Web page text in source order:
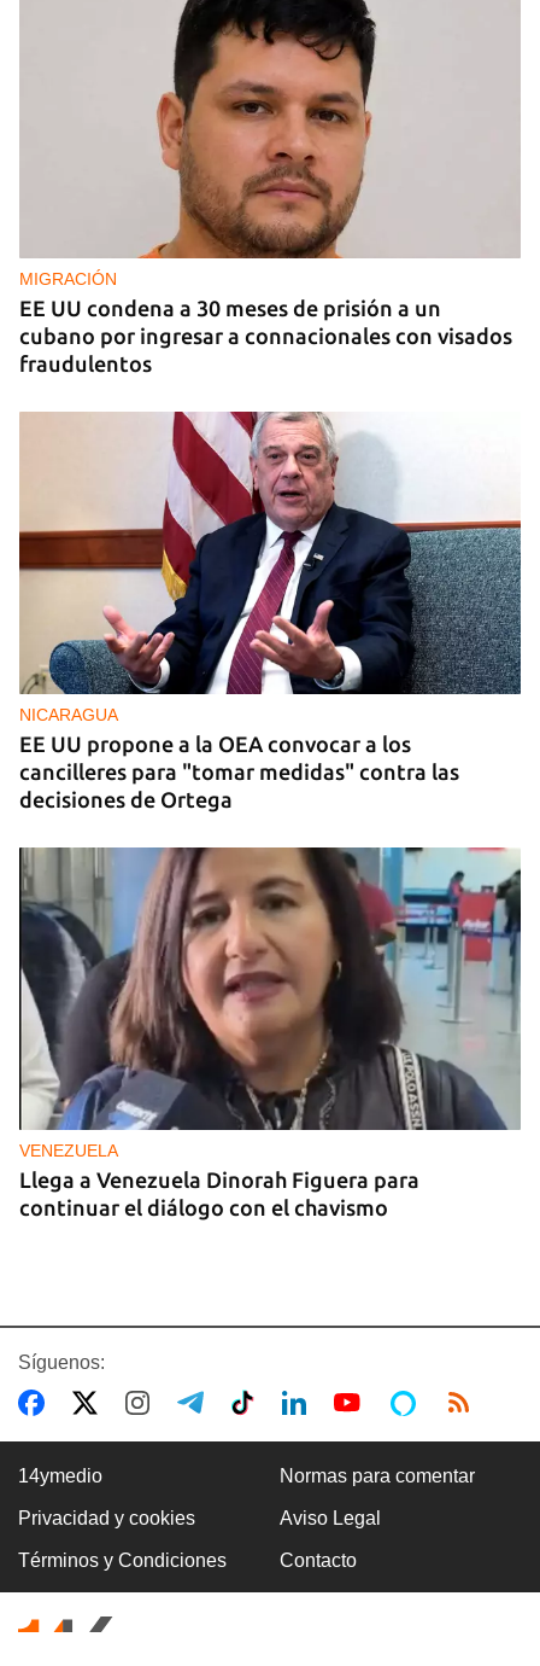
EE UU duplica sus ventas de combustible al
sector privado cubano
MIGRACIÓN
EE UU condena a 30 meses de prisión a un
cubano por ingresar a connacionales con visados
fraudulentos
NICARAGUA
EE UU propone a la OEA convocar a los
cancilleres para "tomar medidas" contra las
decisiones de Ortega
VENEZUELA
Llega a Venezuela Dinorah Figuera para
continuar el diálogo con el chavismo
VILLA CLARA
Dos fallecidos en el derrumbe de un edificio en
ruinas en Villa Clara
Síguenos:
14ymedio Normas para comentar
Privacidad y cookies Aviso Legal
Términos y Condiciones Contacto